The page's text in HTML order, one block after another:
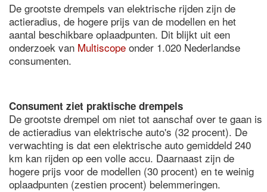
De grootste drempels van elektrische rijden zijn de
actieradius, de hogere prijs van de modellen en het
aantal beschikbare oplaadpunten. Dit blijkt uit een
onderzoek van Multiscope onder 1.020 Nederlandse
consumenten.
Consument ziet praktische drempels
De grootste drempel om niet tot aanschaf over te gaan is
de actieradius van elektrische auto's (32 procent). De
verwachting is dat een elektrische auto gemiddeld 240
km kan rijden op een volle accu. Daarnaast zijn de
hogere prijs voor de modellen (30 procent) en te weinig
oplaadpunten (zestien procent) belemmeringen.